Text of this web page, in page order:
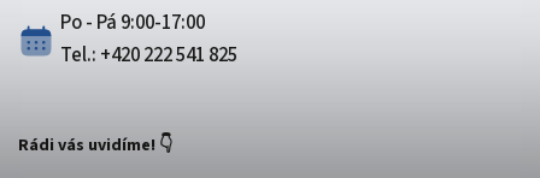
Po - Pá 9:00-17:00
Tel.: +420 222 541 825
Rádi vás uvidíme! 👇